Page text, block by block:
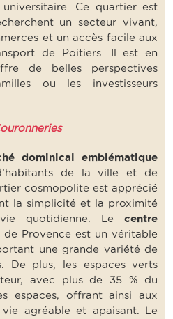
Ce quartier est
un secteur vivant,
et un accès facile aux
de Poitiers. Il est en
de belles perspectives
ou les investisseurs
dominical emblématique
de la ville et de
cosmopolite est apprécié
la simplicité et la proximité
quotidienne. Lecentre
de Provence est un véritable
une grande variété de
De plus, les espaces verts
avec plus de 35 % du
espaces, offrant ainsi aux
agréable et apaisant. Le